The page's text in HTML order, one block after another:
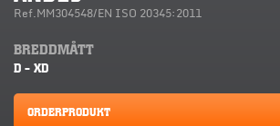
Ref.MM304548/EN ISO 20345:2011
BREDDMÅTT
D - XD
ORDERPRODUKT